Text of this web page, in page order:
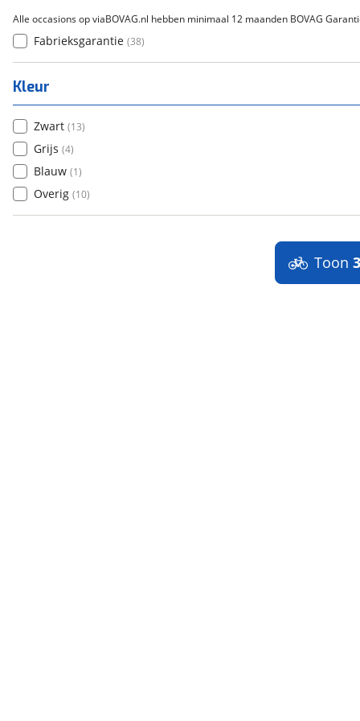
Alle occasions op viaBOVAG.nl hebben minimaal 12 maanden BOVAG
Fabrieksgarantie (38)
Kleur
Zwart (13)
Grijs (4)
Blauw (1)
Overig (10)
Toon